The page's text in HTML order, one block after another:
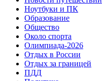
Ноутбуки и ПК
Образование
Общество
Около спорта
Олимпиада-2026
Отдых в России
Отдых за границей
ПДД